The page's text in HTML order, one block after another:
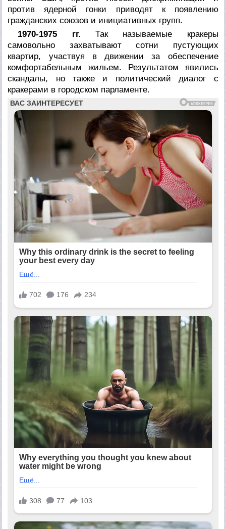
против ядерной гонки приводят к появлению
гражданских союзов и инициативных групп.
1970-1975 гг. Так называемые кракеры
самовольно захватывают сотни пустующих
квартир, участвуя в движении за обеспечение
комфортабельным жильем. Результатом явились
скандалы, но также и политический диалог с
кракерами в городском парламенте.